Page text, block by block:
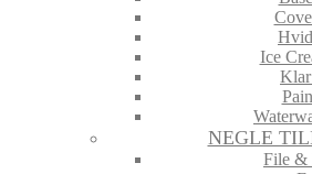
Ice
NEGLE
File &